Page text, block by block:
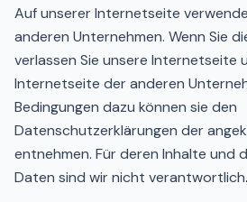
Auf unserer Internetseite
anderen Unternehmen. Wenn Sie
verlassen Sie unsere Internetseite
Internetseite der anderen
Bedingungen dazu können sie den
Datenschutzerklärungen der
entnehmen. Für deren Inhalte und
Daten sind wir nicht verantwortlich.